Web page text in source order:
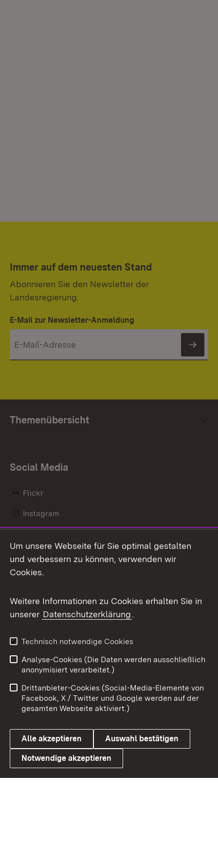
Immer auf dem neuesten Stand
Abonnieren Sie den Newsletter der
Landesregierung.
E-Mail zur Newsletter-Anmeldung
Themenübersicht
Social Media
Flickr
Instagram
Mastodon
Messenger
Social Wall
X / Twitter
Youtube
Link zum Landesportal
Benutzungshinweise
Barrierefreiheit
Datenschutz
Cookies
Um unsere Webseite für Sie optimal gestalten
und verbessern zu können, verwenden wir
Cookies.
Weitere Informationen zu Cookies erhalten Sie in
unserer Datenschutzerklärung.
Technisch notwendige Cookies
Analyse-Cookies (Die Daten werden ausschließlich
anonymisiert verarbeitet.)
Drittanbieter-Cookies (Social-Media-Elemente von
Facebook, X / Twitter und Google werden auf der
gesamten Webseite aktiviert.)
Alle akzeptieren Auswahl bestätigen
Notwendige akzeptieren